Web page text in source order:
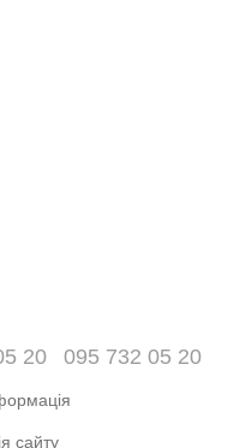
20 095 732 05 20
сайту